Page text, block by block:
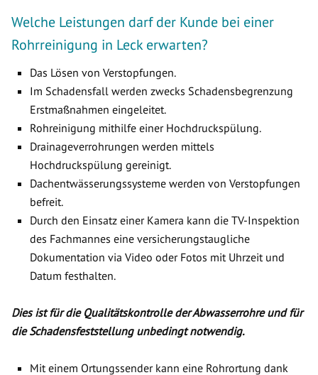
Welche Leistungen darf der Kunde bei einer
Rohrreinigung in Leck erwarten?
Das Lösen von Verstopfungen.
Im Schadensfall werden zwecks Schadensbegrenzung
Erstmaßnahmen eingeleitet.
Rohreinigung mithilfe einer Hochdruckspülung.
Drainageverrohrungen werden mittels
Hochdruckspülung gereinigt.
Dachentwässerungssysteme werden von Verstopfungen
befreit.
Durch den Einsatz einer Kamera kann die TV-Inspektion
des Fachmannes eine versicherungstaugliche
Dokumentation via Video oder Fotos mit Uhrzeit und
Datum festhalten.
Dies ist für die Qualitätskontrolle der Abwasserrohre und für
die Schadensfeststellung unbedingt notwendig.
Mit einem Ortungssender kann eine Rohrortung dank